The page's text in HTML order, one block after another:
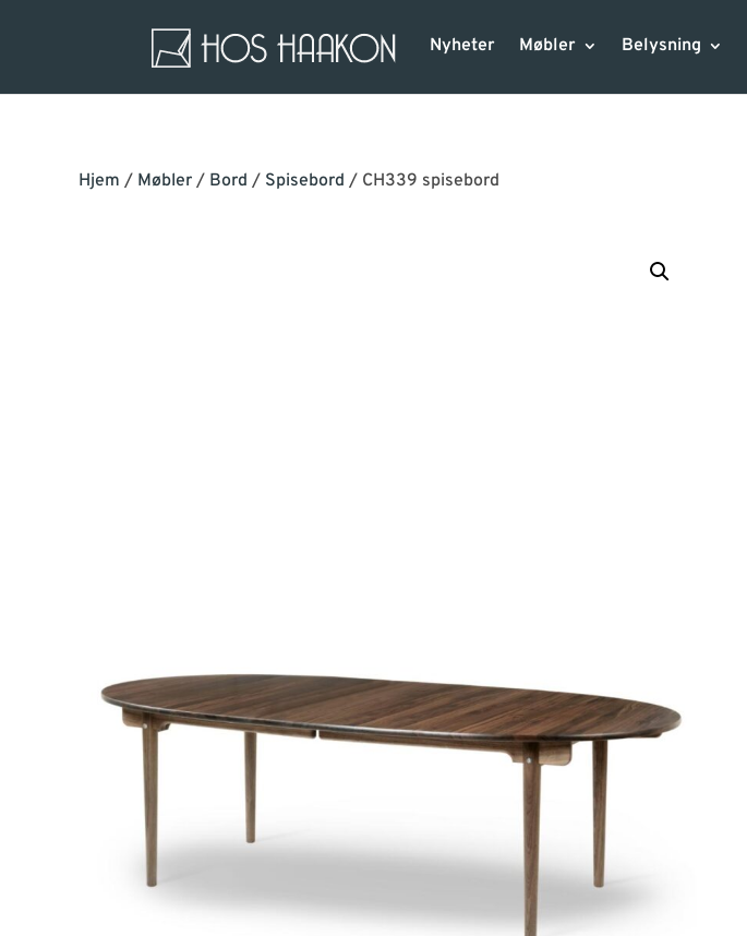
Nyheter Møbler Belysning
Hjem / Møbler / Bord / Spisebord / CH339 spisebord